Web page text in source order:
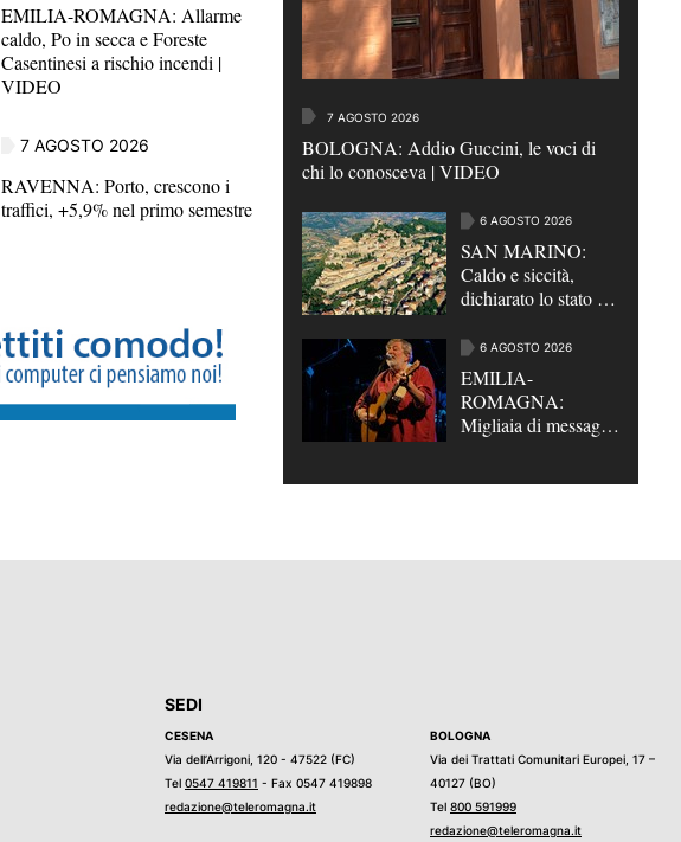
EMILIA-ROMAGNA: Allarme
caldo, Po in secca e Foreste
Casentinesi a rischio incendi |
VIDEO
7 AGOSTO 2026
RAVENNA: Porto, crescono i
traffici, +5,9% nel primo semestre
7 AGOSTO 2026
BOLOGNA: Addio Guccini, le voci di
chi lo conosceva | VIDEO
6 AGOSTO 2026
SAN MARINO:
Caldo e siccità,
dichiarato lo stato di
6 AGOSTO 2026
EMILIA-
ROMAGNA:
Migliaia di messaggi
SEDI
CESENA
Via dell’Arrigoni, 120 - 47522 (FC)
Tel 0547 419811 - Fax 0547 419898
redazione@teleromagna.it
BOLOGNA
Via dei Trattati Comunitari Europei, 17 –
40127 (BO)
Tel 800 591999
redazione@teleromagna.it